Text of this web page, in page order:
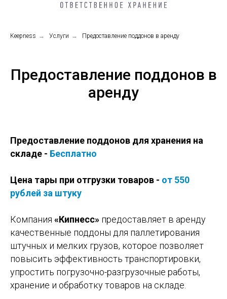
Keepness → Услуги → Предоставление поддонов в аренду
Предоставление поддонов в
аренду
Предоставление поддонов для хранения на
складе - Бесплатно
Цена тары при отгрузки товаров - от 550
рублей за штуку
Компания «Кипнесс» предоставляет в аренду
качественные поддоны для паллетирования
штучных и мелких грузов, которое позволяет
повысить эффективность транспортировки,
упростить погрузочно-разгрузочные работы,
хранение и обработку товаров на складе.